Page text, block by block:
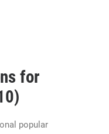
for
popular